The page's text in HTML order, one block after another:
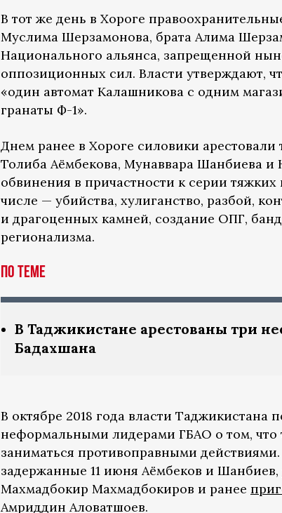
В тот же день в Хороге
Муслима Шерзамонова, брата Алима
Национального альянса, запрещенной
оппозиционных сил. Власти утверждают,
«один автомат Калашникова с одним
гранаты Ф-1».
Днем ранее в Хороге силовики
Толиба Аёмбекова, Мунаввара Шанбиева
обвинения в причастности к серии
числе — убийства, хулиганство, разбой,
и драгоценных камней, создание ОПГ,
регионализма.
По теме
В Таджикистане арестованы три
Бадахшана
В октябре 2018 года власти
неформальными лидерами ГБАО о том, что
заниматься противоправными
задержанные 11 июня Аёмбеков и Шанбиев,
Махмадбокир Махмадбокиров и ранее
Амриддин Аловатшоев.